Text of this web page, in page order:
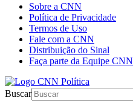
Sobre a CNN
Política de Privacidade
Termos de Uso
Fale com a CNN
Distribuição do Sinal
Faça parte da Equipe CNN
Buscar